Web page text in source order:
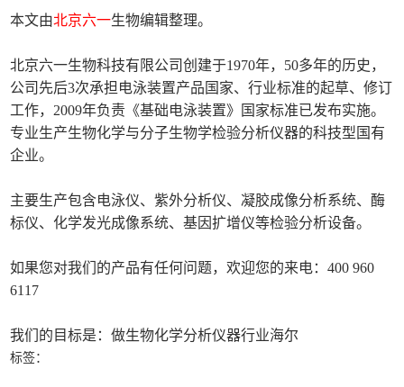
本文由北京六一生物编辑整理。
北京六一生物科技有限公司创建于1970年，50多年的历史，
公司先后3次承担电泳装置产品国家、行业标准的起草、修订
工作，2009年负责《基础电泳装置》国家标准已发布实施。
专业生产生物化学与分子生物学检验分析仪器的科技型国有
企业。
主要生产包含电泳仪、紫外分析仪、凝胶成像分析系统、酶
标仪、化学发光成像系统、基因扩增仪等检验分析设备。
如果您对我们的产品有任何问题，欢迎您的来电：400 960
6117
我们的目标是：做生物化学分析仪器行业海尔
标签：